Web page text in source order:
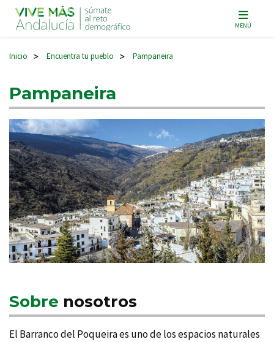
Navegación principal MENÚ
Inicio > Encuentra tu pueblo > Pampaneira
Pampaneira
Sobre nosotros
El Barranco del Poqueira es uno de los espacios naturales